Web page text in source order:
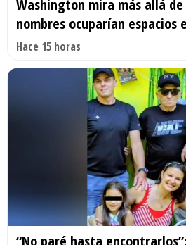
Washington mira más allá de
nombres ocuparían espacios
Hace 15 horas
“No paré hasta